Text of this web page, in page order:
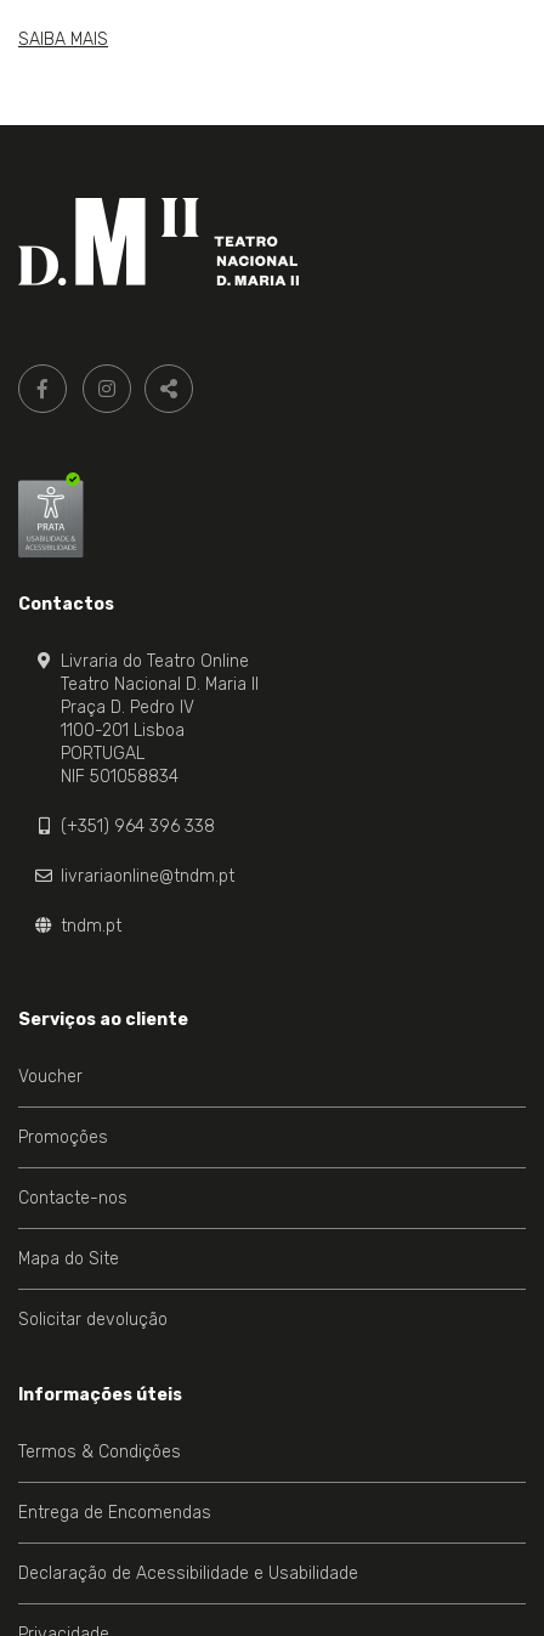
SAIBA MAIS
Siga-
nos:
FACEBOOK LIVRARIA DO TEATRO ONLINE.
INSTAGRAM LIVRARIA DO TEATRO ONLINE.
PARTILHAR
Contactos
Livraria do Teatro Online
Teatro Nacional D. Maria II
Praça D. Pedro IV
1100-201 Lisboa
PORTUGAL
NIF 501058834
(+351) 964 396 338
livrariaonline@tndm.pt
tndm.pt
Serviços ao cliente
Voucher
Promoções
Contacte-nos
Mapa do Site
Solicitar devolução
Informações úteis
Termos & Condições
Entrega de Encomendas
Declaração de Acessibilidade e Usabilidade